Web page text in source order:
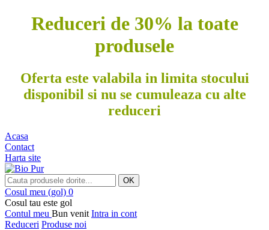
Reduceri de 30% la toate
produsele
Oferta este valabila in limita stocului
disponibil si nu se cumuleaza cu alte
reduceri
Acasa
Contact
Harta site
OK
Cosul meu (gol) 0
Cosul tau este gol
Contul meu Bun venit Intra in cont
Reduceri Produse noi